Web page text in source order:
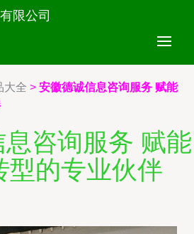
限公司
大全 > 安徽德诚信息咨询服务 赋能
咨询服务 赋能
型的专业伙伴